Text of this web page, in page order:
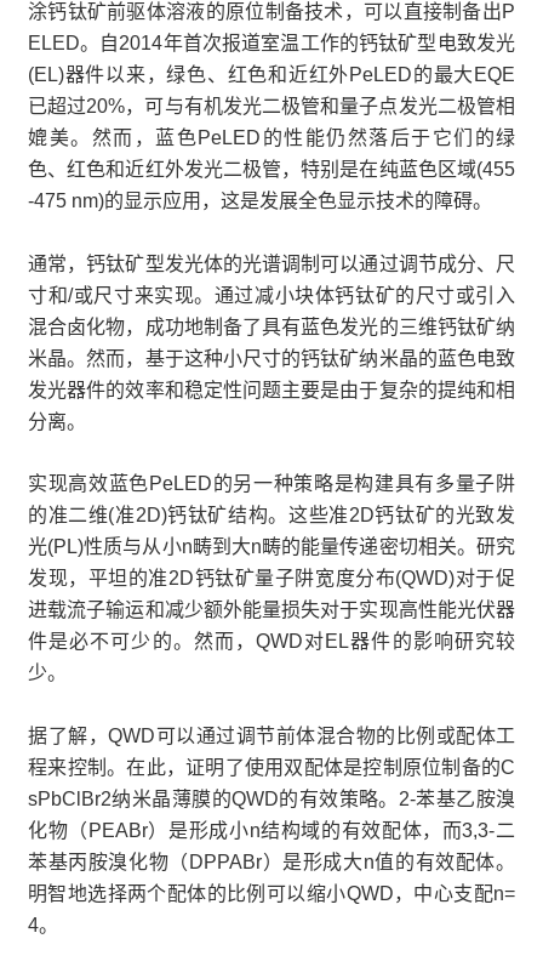
涂钙钛矿前驱体溶液的原位制备技术，可以直接制备出P
ELED。自2014年首次报道室温工作的钙钛矿型电致发光
(EL)器件以来，绿色、红色和近红外PeLED的最大EQE
已超过20%，可与有机发光二极管和量子点发光二极管相
媲美。然而，蓝色PeLED的性能仍然落后于它们的绿
色、红色和近红外发光二极管，特别是在纯蓝色区域(455
-475 nm)的显示应用，这是发展全色显示技术的障碍。
通常，钙钛矿型发光体的光谱调制可以通过调节成分、尺
寸和/或尺寸来实现。通过减小块体钙钛矿的尺寸或引入
混合卤化物，成功地制备了具有蓝色发光的三维钙钛矿纳
米晶。然而，基于这种小尺寸的钙钛矿纳米晶的蓝色电致
发光器件的效率和稳定性问题主要是由于复杂的提纯和相
分离。
实现高效蓝色PeLED的另一种策略是构建具有多量子阱
的准二维(准2D)钙钛矿结构。这些准2D钙钛矿的光致发
光(PL)性质与从小n畴到大n畴的能量传递密切相关。研究
发现，平坦的准2D钙钛矿量子阱宽度分布(QWD)对于促
进载流子输运和减少额外能量损失对于实现高性能光伏器
件是必不可少的。然而，QWD对EL器件的影响研究较
少。
据了解，QWD可以通过调节前体混合物的比例或配体工
程来控制。在此，证明了使用双配体是控制原位制备的C
sPbClBr2纳米晶薄膜的QWD的有效策略。2-苯基乙胺溴
化物（PEABr）是形成小n结构域的有效配体，而3,3-二
苯基丙胺溴化物（DPPABr）是形成大n值的有效配体。
明智地选择两个配体的比例可以缩小QWD，中心支配n=
4。